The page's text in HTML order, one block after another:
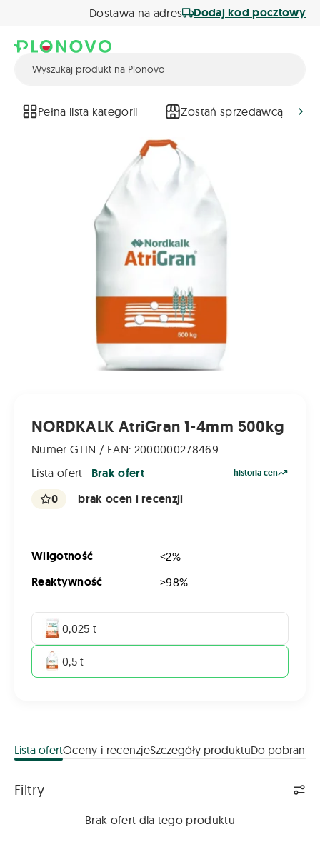
Dostawa na adres Dodaj kod pocztowy
Pełna lista kategorii Zostań sprzedawcą
NORDKALK AtriGran 1-4mm 500kg
Numer GTIN / EAN: 2000000278469
Lista ofert
Brak ofert historia cen
0 brak ocen i recenzji
Wilgotność <2%
Reaktywność >98%
0,025 t
0,5 t
Lista ofertOceny i recenzjeSzczegóły produktuDo pobrania
Filtry
Brak ofert dla tego produktu